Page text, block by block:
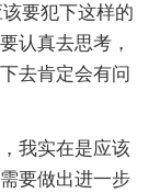
要犯下这样的
认真去思考，
去肯定会有问
我实在是应该
要做出进一步